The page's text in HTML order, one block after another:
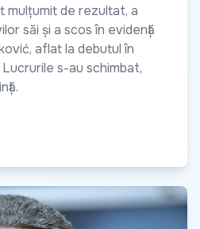
mulțumit de rezultat, a
săi și a scos în evidență
aflat la debutul în
s-au schimbat,